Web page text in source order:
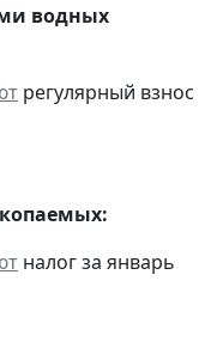
водных
регулярный взнос
налог за январь